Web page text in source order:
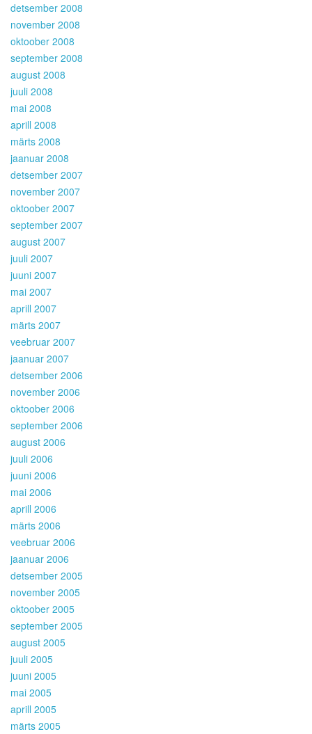
detsember 2008
november 2008
oktoober 2008
september 2008
august 2008
juuli 2008
mai 2008
aprill 2008
märts 2008
jaanuar 2008
detsember 2007
november 2007
oktoober 2007
september 2007
august 2007
juuli 2007
juuni 2007
mai 2007
aprill 2007
märts 2007
veebruar 2007
jaanuar 2007
detsember 2006
november 2006
oktoober 2006
september 2006
august 2006
juuli 2006
juuni 2006
mai 2006
aprill 2006
märts 2006
veebruar 2006
jaanuar 2006
detsember 2005
november 2005
oktoober 2005
september 2005
august 2005
juuli 2005
juuni 2005
mai 2005
aprill 2005
märts 2005